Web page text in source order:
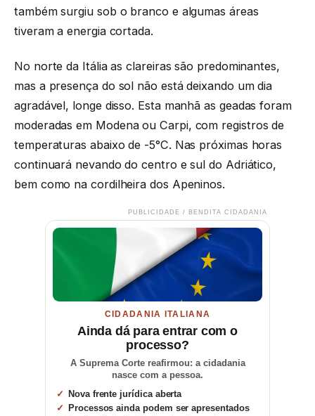
também surgiu sob o branco e algumas áreas
tiveram a energia cortada.
No norte da Itália as clareiras são predominantes,
mas a presença do sol não está deixando um dia
agradável, longe disso. Esta manhã as geadas foram
moderadas em Modena ou Carpi, com registros de
temperaturas abaixo de -5°C. Nas próximas horas
continuará nevando do centro e sul do Adriático,
bem como na cordilheira dos Apeninos.
PUBLICIDADE / BENDITA CIDADANIA
CIDADANIA ITALIANA
Ainda dá para entrar com o
processo?
A Suprema Corte reafirmou: a cidadania
nasce com a pessoa.
Nova frente jurídica aberta
Processos ainda podem ser apresentados